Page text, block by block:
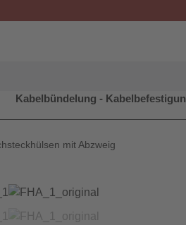
Kabelbündelung -
mit Abzweig